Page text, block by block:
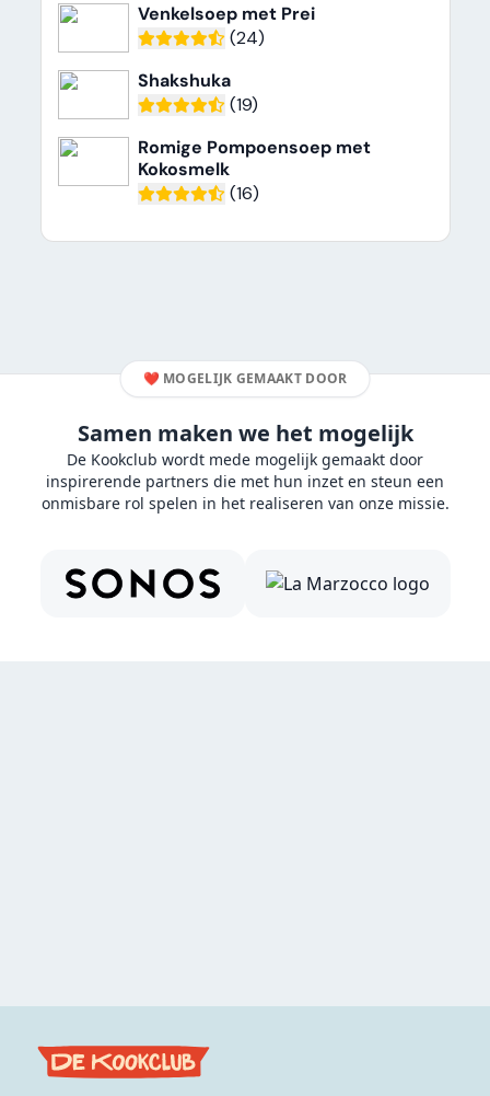
Venkelsoep met Prei
(24)
Shakshuka
(19)
Romige Pompoensoep met
Kokosmelk
(16)
❤️ MOGELIJK GEMAAKT DOOR
Samen maken we het mogelijk
De Kookclub wordt mede mogelijk gemaakt door
inspirerende partners die met hun inzet en steun een
onmisbare rol spelen in het realiseren van onze missie.